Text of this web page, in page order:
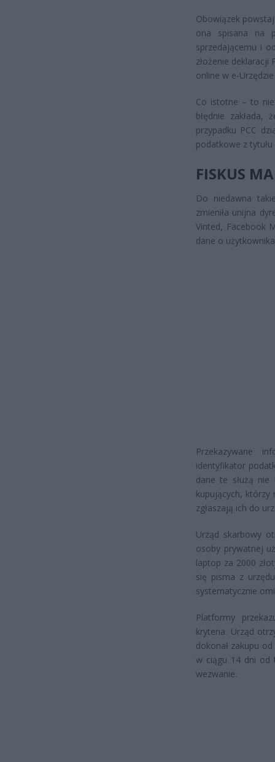
Obowiązek
ona spisana na
sprzedającemu i
złożenie deklaracji
online w e-
Co istotne – to
błędnie
przypadku PCC
podatkowe z
FISKUS
Do niedawna
zmieniła unijna
Vinted, Facebook
dane o
Przekazywane
identyfikator
dane te służą
kupujących,
zgłaszają ich do
Urząd skarbowy
osoby prywatnej
laptop za 2000
się pisma z
systematycznie
Platformy
kryteria. Urząd
dokonał zakupu
w ciągu 14 dni od
wezwanie.